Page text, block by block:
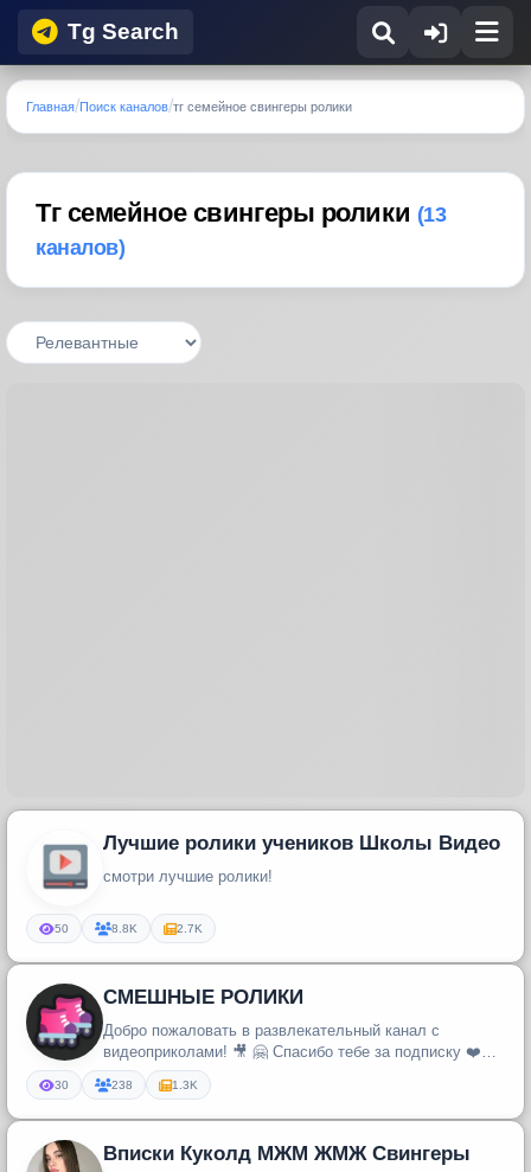
Tg Search
Главная Поиск каналов тг семейное свингеры ролики
Тг семейное свингеры ролики (13
каналов)
Лучшие ролики учеников Школы Видео
смотри лучшие ролики!
50 8.8K 2.7K
СМЕШНЫЕ РОЛИКИ
Добро пожаловать в развлекательный канал с
видеоприколами! 🎥 🤗 Спасибо тебе за подписку ❤️
#приколы #юмор #смех #смешн...
30 238 1.3K
Вписки Куколд МЖМ ЖМЖ Свингеры